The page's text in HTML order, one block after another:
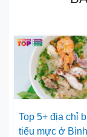
Top 5+ địa chỉ
tiếu mực ở